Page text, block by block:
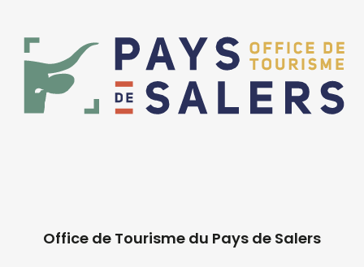
Office de Tourisme du Pays de Salers